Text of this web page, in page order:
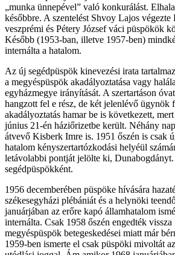
„munka ünnepével” való konkurálást.
későbbre. A szentelést Shvoy Lajos
veszprémi és Pétery József váci püspökök
Később (1953-ban, illetve 1957-ben)
internálta a hatalom.
Az új segédpüspök kinevezési irata
a megyéspüspök akadályoztatása vagy
egyházmegye irányítását. A szertartáson
hangzott fel e rész, de két jelenlévő ügynök
akadályoztatás hamar be is következett,
június 21-én háziőrizetbe került. Néhány
átvevő Kisberk Imre is. 1951 őszén is csak
hatalom kényszertartózkodási helyéül
letávolabbi pontját jelölte ki,
segédpüspökként.
1956 decemberében püspöke hívására
székesegyházi plébániát és a helynöki
januárjában az erőre kapó államhatalom
internálta. Csak 1958 őszén engedték
megyéspüspök betegeskedései miatt már
1959-ben ismerte el csak püspöki mivoltát